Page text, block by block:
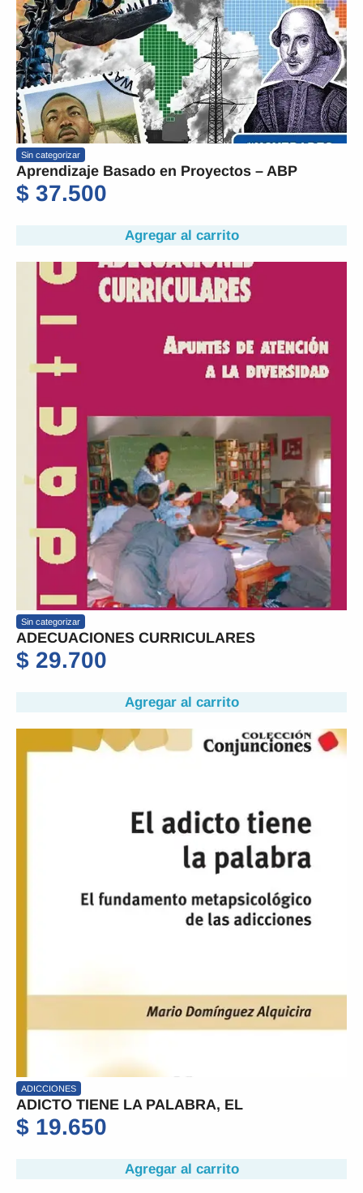
Sin categorizar
Aprendizaje Basado en Proyectos – ABP
$ 37.500
Agregar al carrito
Sin categorizar
ADECUACIONES CURRICULARES
$ 29.700
Agregar al carrito
ADICCIONES
ADICTO TIENE LA PALABRA, EL
$ 19.650
Agregar al carrito